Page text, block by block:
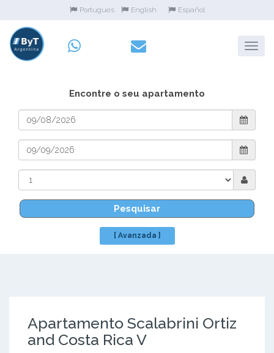
Portugues English Español
Encontre o seu apartamento
Pesquisar
[ Avanzada ]
Apartamento Scalabrini Ortiz
and Costa Rica V